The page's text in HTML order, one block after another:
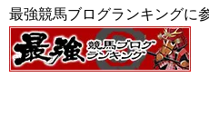
最強競馬ブログランキングに